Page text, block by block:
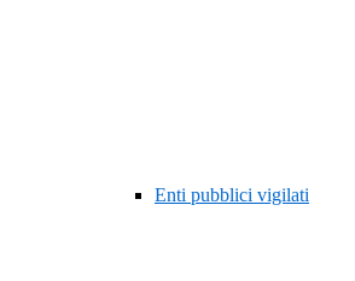
Enti pubblici vigilati